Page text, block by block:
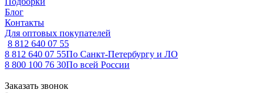
Блог
Контакты
Для оптовых покупателей
8 812 640 07 55
8 812 640 07 55По Санкт-Петербургу и ЛО
8 800 100 76 30По всей России
Заказать звонок